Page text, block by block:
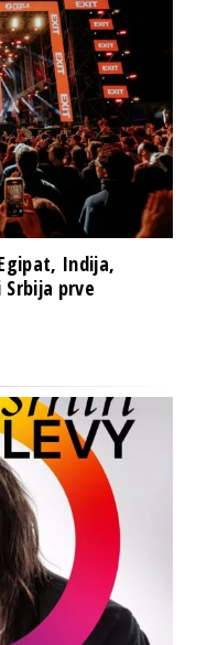
Indija,
prve